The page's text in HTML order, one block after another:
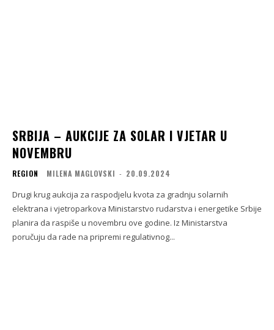
SRBIJA – AUKCIJE ZA SOLAR I VJETAR U
NOVEMBRU
REGION MILENA MAGLOVSKI - 20.09.2024
Drugi krug aukcija za raspodjelu kvota za gradnju solarnih
elektrana i vjetroparkova Ministarstvo rudarstva i energetike Srbije
planira da raspiše u novembru ove godine. Iz Ministarstva
poručuju da rade na pripremi regulativnog...